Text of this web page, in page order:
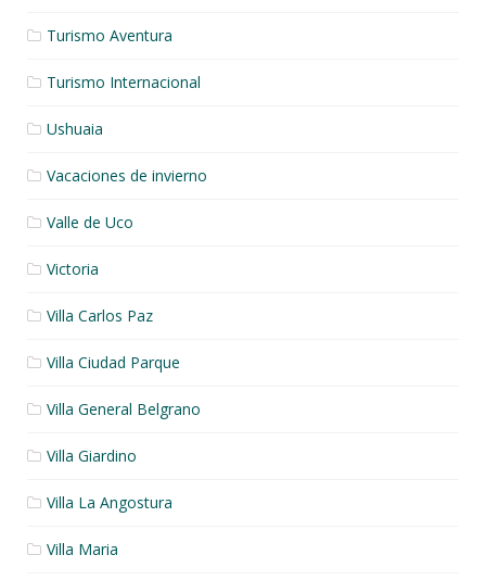
Turismo Aventura
Turismo Internacional
Ushuaia
Vacaciones de invierno
Valle de Uco
Victoria
Villa Carlos Paz
Villa Ciudad Parque
Villa General Belgrano
Villa Giardino
Villa La Angostura
Villa Maria